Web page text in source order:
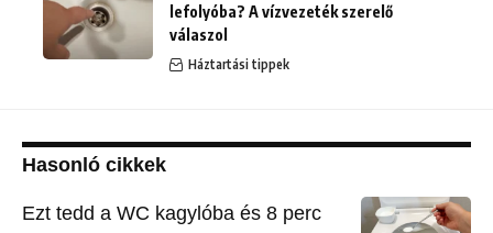
lefolyóba? A vízvezeték szerelő
válaszol
Háztartási tippek
Hasonló cikkek
Ezt tedd a WC kagylóba és 8 perc